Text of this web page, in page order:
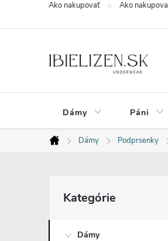
Ako nakupovať Ako
Dámy Páni
Domov
Dámy Podprsenky
o
kategórie
Kategórie
Dámy